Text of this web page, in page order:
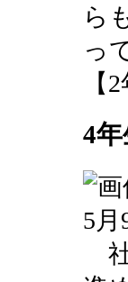
ら
っ
【
4
5月